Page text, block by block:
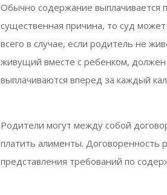
Обычно содержание выплачивается
существенная причина, то суд
всего в случае, если родитель не
живущий вместе с ребенком,
выплачиваются вперед за каждый
Родители могут между собой
платить алименты. Договоренность
представления требований по